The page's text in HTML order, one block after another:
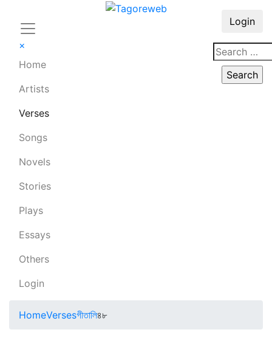
×
Home
Artists
Verses
Songs
Novels
Stories
Plays
Essays
Others
Login
Login
HomeVersesগীতালি৪৮